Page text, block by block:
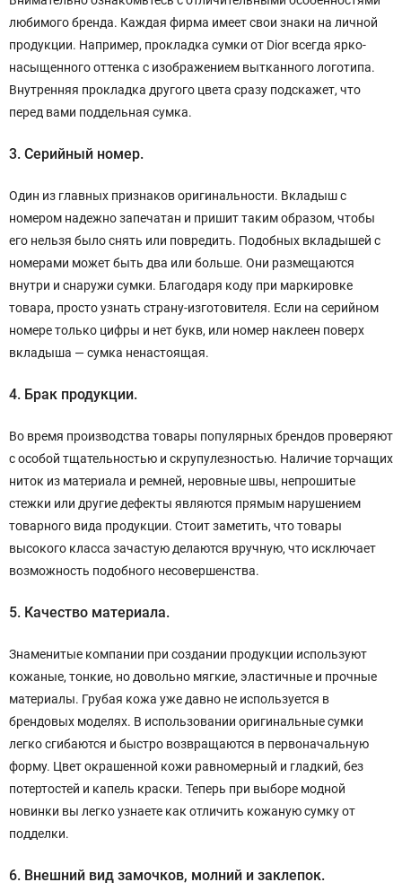
любимого бренда. Каждая фирма имеет свои знаки на личной
продукции. Например, прокладка сумки от Dior всегда ярко-
насыщенного оттенка с изображением вытканного логотипа.
Внутренняя прокладка другого цвета сразу подскажет, что
перед вами поддельная сумка.
3. Серийный номер.
Один из главных признаков оригинальности. Вкладыш с
номером надежно запечатан и пришит таким образом, чтобы
его нельзя было снять или повредить. Подобных вкладышей с
номерами может быть два или больше. Они размещаются
внутри и снаружи сумки. Благодаря коду при маркировке
товара, просто узнать страну-изготовителя. Если на серийном
номере только цифры и нет букв, или номер наклеен поверх
вкладыша — сумка ненастоящая.
4. Брак продукции.
Во время производства товары популярных брендов проверяют
с особой тщательностью и скрупулезностью. Наличие торчащих
ниток из материала и ремней, неровные швы, непрошитые
стежки или другие дефекты являются прямым нарушением
товарного вида продукции. Стоит заметить, что товары
высокого класса зачастую делаются вручную, что исключает
возможность подобного несовершенства.
5. Качество материала.
Знаменитые компании при создании продукции используют
кожаные, тонкие, но довольно мягкие, эластичные и прочные
материалы. Грубая кожа уже давно не используется в
брендовых моделях. В использовании оригинальные сумки
легко сгибаются и быстро возвращаются в первоначальную
форму. Цвет окрашенной кожи равномерный и гладкий, без
потертостей и капель краски. Теперь при выборе модной
новинки вы легко узнаете как отличить кожаную сумку от
подделки.
6. Внешний вид замочков, молний и заклепок.